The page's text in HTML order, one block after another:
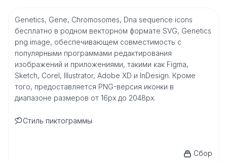
Genetics, Gene, Chromosomes, Dna sequence icons
бесплатно в родном векторном формате SVG, Genetics
png image, обеспечивающем совместимость с
популярными программами редактирования
изображений и приложениями, такими как Figma,
Sketch, Corel, Illustrator, Adobe XD и InDesign. Кроме
того, предоставляется PNG-версия иконки в
диапазоне размеров от 16px до 2048px.
Стиль пиктограммы
Сбор